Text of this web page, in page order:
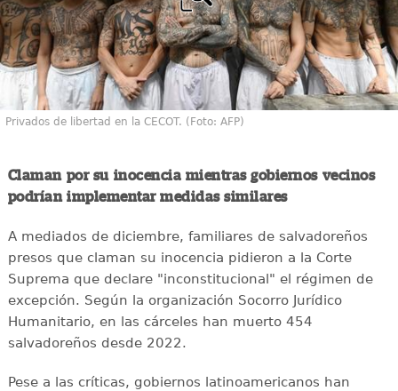
Privados de libertad en la CECOT. (Foto: AFP)
Claman por su inocencia mientras gobiernos vecinos
podrían implementar medidas similares
A mediados de diciembre, familiares de salvadoreños
presos que claman su inocencia pidieron a la Corte
Suprema que declare "inconstitucional" el régimen de
excepción. Según la organización Socorro Jurídico
Humanitario, en las cárceles han muerto 454
salvadoreños desde 2022.
Pese a las críticas, gobiernos latinoamericanos han